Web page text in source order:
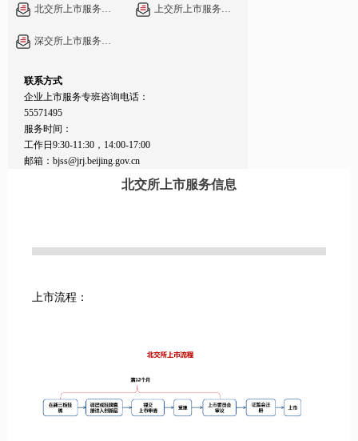
北交所上市服务信息 上交所上市服务信息
深交所上市服务信息
联系方式
企业上市服务专班咨询电话：
55571495
服务时间：
工作日9:30-11:30，14:00-17:00
邮箱：bjss@jrj.beijing.gov.cn
北交所上市服务信息
上市流程：